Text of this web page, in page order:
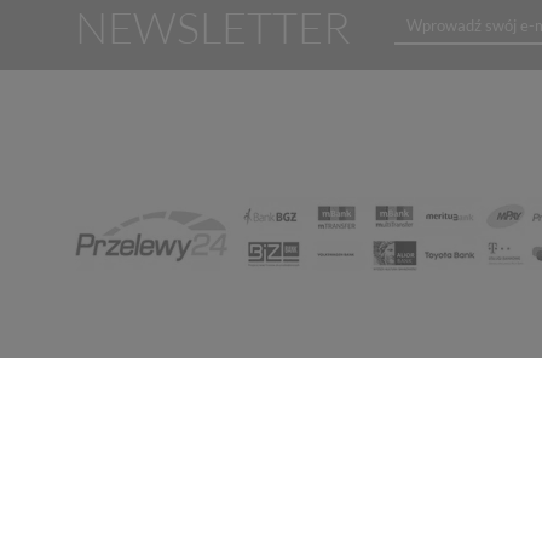
NEWSLETTER